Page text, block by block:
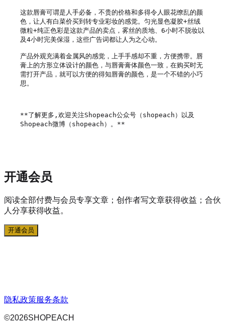
这款唇膏可谓是人手必备，不贵的价格和多得令人眼花缭乱的颜
色，让人有白菜价买到转专业彩妆的感觉。匀光显色凝胶+丝绒
微粒+纯正色彩是这款产品的卖点，雾丝的质地、6小时不脱妆以
及4小时完美保湿，这些广告词都让人为之心动。
产品外观充满着金属风的感觉，上手手感却不重，方便携带。唇
膏上的方形立体设计的颜色，与唇膏膏体颜色一致，在购买时无
需打开产品，就可以方便的得知唇膏的颜色，是一个不错的小巧
思。
**了解更多,欢迎关注Shopeach公众号（shopeach）以及
Shopeach微博（shopeach）。**
开通会员
阅读全部付费与会员专享文章；创作者写文章获得收益；合伙
人分享获得收益。
开通会员
隐私政策服务条款
©2026SHOPEACH